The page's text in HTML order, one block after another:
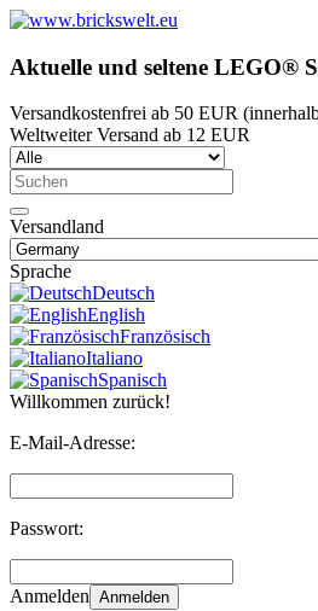
Aktuelle und seltene LEGO®
Versandkostenfrei ab 50 EUR
Weltweiter Versand ab 12 EUR
Versandland
Sprache
Deutsch
English
Französisch
Italiano
Spanisch
Willkommen zurück!
E-Mail-Adresse:
Passwort:
Anmelden Anmelden